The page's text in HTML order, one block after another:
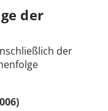
der
der